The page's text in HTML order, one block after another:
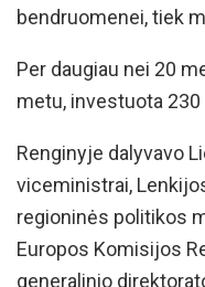
bendruomenei, tiek
Per daugiau nei 20
metu, investuota
Renginyje dalyvavo
viceministrai,
regioninės politikos
Europos Komisijos
generalinio